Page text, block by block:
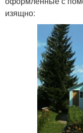
изящно: